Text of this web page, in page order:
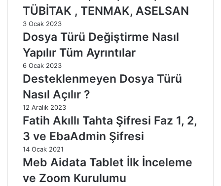
TÜBİTAK , TENMAK, ASELSAN
3 Ocak 2023
Dosya Türü Değiştirme Nasıl
Yapılır Tüm Ayrıntılar
6 Ocak 2023
Desteklenmeyen Dosya Türü
Nasıl Açılır ?
12 Aralık 2023
Fatih Akıllı Tahta Şifresi Faz 1, 2,
3 ve EbaAdmin Şifresi
14 Ocak 2021
Meb Aidata Tablet İlk İnceleme
ve Zoom Kurulumu